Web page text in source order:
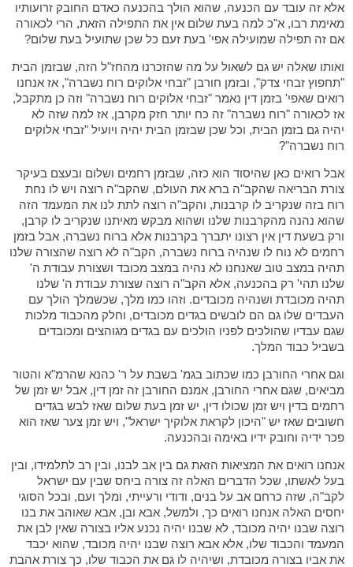
אלא זה עובד עם הכנעה, שהוא הולך בהכנעה כאדם החובק זרועותיו
מאימת רבו, א"כ למה בעת שלום אין את התפילה הזאת, הרי לכאורה
אם זה תפילה שמועילה אפי' בעת זעם כל שכן שתועיל בעת שלום?
ואותו שאלה יש גם לשאול על מה שהזכרנו מהחז"ל הזה, שבזמן הבית
"תחפוץ זבחי צדק", ובזמן חורבן "זבחי אלוקים רוח נשברה", אז אנחנו
רואים שאפי' בזמן דין נאמר "זבחי אלוקים רוח נשברה" וזה כן מתקבל,
אז לכאורה "רוח נשברה" זה כח יותר חזק מקרבן, אז למה שזה לא
יהיה גם בזמן הבית, וכל שכן שבזמן הבית יהיה ויועיל "זבחי אלוקים
רוח נשברה"?
אבל רואים כאן שהיסוד הוא כזה, שבזמן רחמים ושלום ובעצם בעיקר
צורת הבריאה שהקב"ה ברא את העולם, שהקב"ה רוצה ויש לו נחת
רוח בזה שנקריב לו קרבנות, והקב"ה רוצה לתת לנו את המעמד הזה
שהוא נהנה מהקרבנות שלנו ושהוא מבקש מאיתנו שנקריב לו קרבן,
ורק בשעת דין אין רצונו יתברך בקרבנות אלא ברוח נשברה, אבל בזמן
רחמים לא נוח לו שנהיה ברוח נשברה, הקב"ה לא רוצה שהצורה שלנו
תהיה במצב טוב שאנחנו לא נהיה במצב מכובד ושצורת עבודת ה'
שלנו תהי' רק בהכנעה, אלא הקב"ה רוצה שצורת עבודת ה' שלנו
תהיה מכובדת ושנהיה מכובדים. וזהו כמו מלך, שכשמלך הולך עם
העבדים שלו גם הם לובשים בגדים מכובדים, וחלק מהכבוד מלכות
שגם עבדיו שהולכים לפניו הולכים עם בגדים מגוהצים ומכובדים
בשביל כבוד המלך.
וגם אחרי החורבן כמו שכתוב בגמ' בשבת על ר' כהנא שהרמ"א והטור
מביאים, שגם אחרי החורבן, אמנם החורבן זה זמן דין, אבל יש זמן של
רחמים בדין ויש זמן שכולו דין, יש זמן בעת שלום שאז לבש בגדים
חשובים שאז יש "היכון לקראת אלוקיך ישראל", ויש זמן צער שאז הוא
פכר ידיה וחובק ידיו באימה ובהכנעה.
אנחנו רואים את המציאות הזאת גם בין אב לבנו, ובין רב לתלמידו, ובין
בעל לאשתו, שכל הדברים האלה זה צורה ביחס שבין עם ישראל
לקב"ה, שזה כרחם אב על בנים, ודודי ורעייתי, ומלך ועם, ובכל הסוגי
יחסים האלה אנחנו רואים כך, ולמשל, אבא ובן, אבא שאוהב את בנו
רוצה שבנו יהיה מכובד, לא שבנו יהיה נכנע אליו בצורה שאין לבן את
המעמד והכבוד שלו, אלא אבא רוצה שבנו יהיה מכובד, שהוא יכבד
את אביו בצורה מכובדת, ושיהיה לו גם את הכבוד שלו, כך צורת אהבת